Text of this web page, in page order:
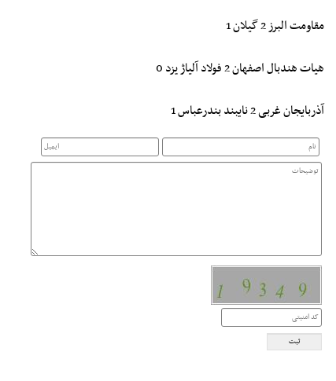
مقاومت البرز 2 گیلان 1
هیات هندبال اصفهان 2 فولاد آلیاژ یزد 0
آذربایجان غربی 2 نایبند بندرعباس 1